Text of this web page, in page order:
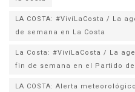
LA COSTA: #VivíLaCosta / La
de semana en La Costa
La Costa: #VivíLaCosta / La
fin de semana en el Partido de
LA COSTA: Alerta